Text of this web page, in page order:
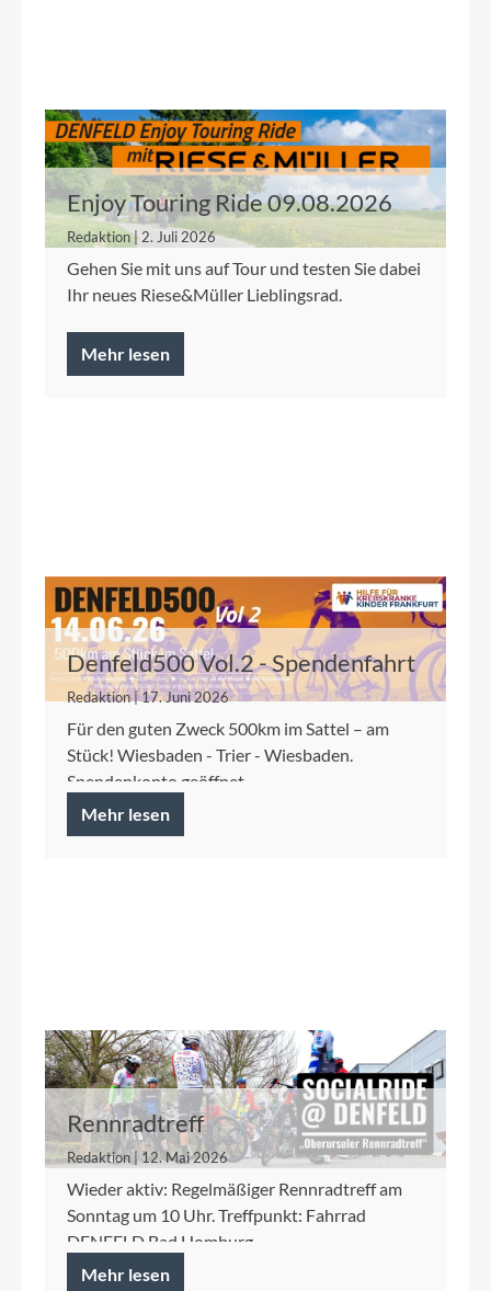
Enjoy Touring Ride 09.08.2026
Redaktion | 2. Juli 2026
Gehen Sie mit uns auf Tour und testen Sie dabei
Ihr neues Riese&Müller Lieblingsrad.
Mehr lesen
Denfeld500 Vol.2 - Spendenfahrt
2026 für die Kinderkrebshilfe
Frankfurt
Redaktion | 17. Juni 2026
Für den guten Zweck 500km im Sattel – am
Stück! Wiesbaden - Trier - Wiesbaden.
Spendenkonto geöffnet.
Mehr lesen
Rennradtreff
Redaktion | 12. Mai 2026
Wieder aktiv: Regelmäßiger Rennradtreff am
Sonntag um 10 Uhr. Treffpunkt: Fahrrad
DENFELD Bad Homburg
Mehr lesen